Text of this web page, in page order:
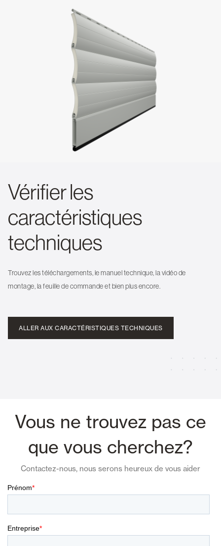
Vérifier les
caractéristiques
techniques
Trouvez les téléchargements, le manuel technique, la vidéo de
montage, la feuille de commande et bien plus encore.
ALLER AUX CARACTÉRISTIQUES TECHNIQUES
Vous ne trouvez pas ce
que vous cherchez?
Contactez-nous, nous serons heureux de vous aider